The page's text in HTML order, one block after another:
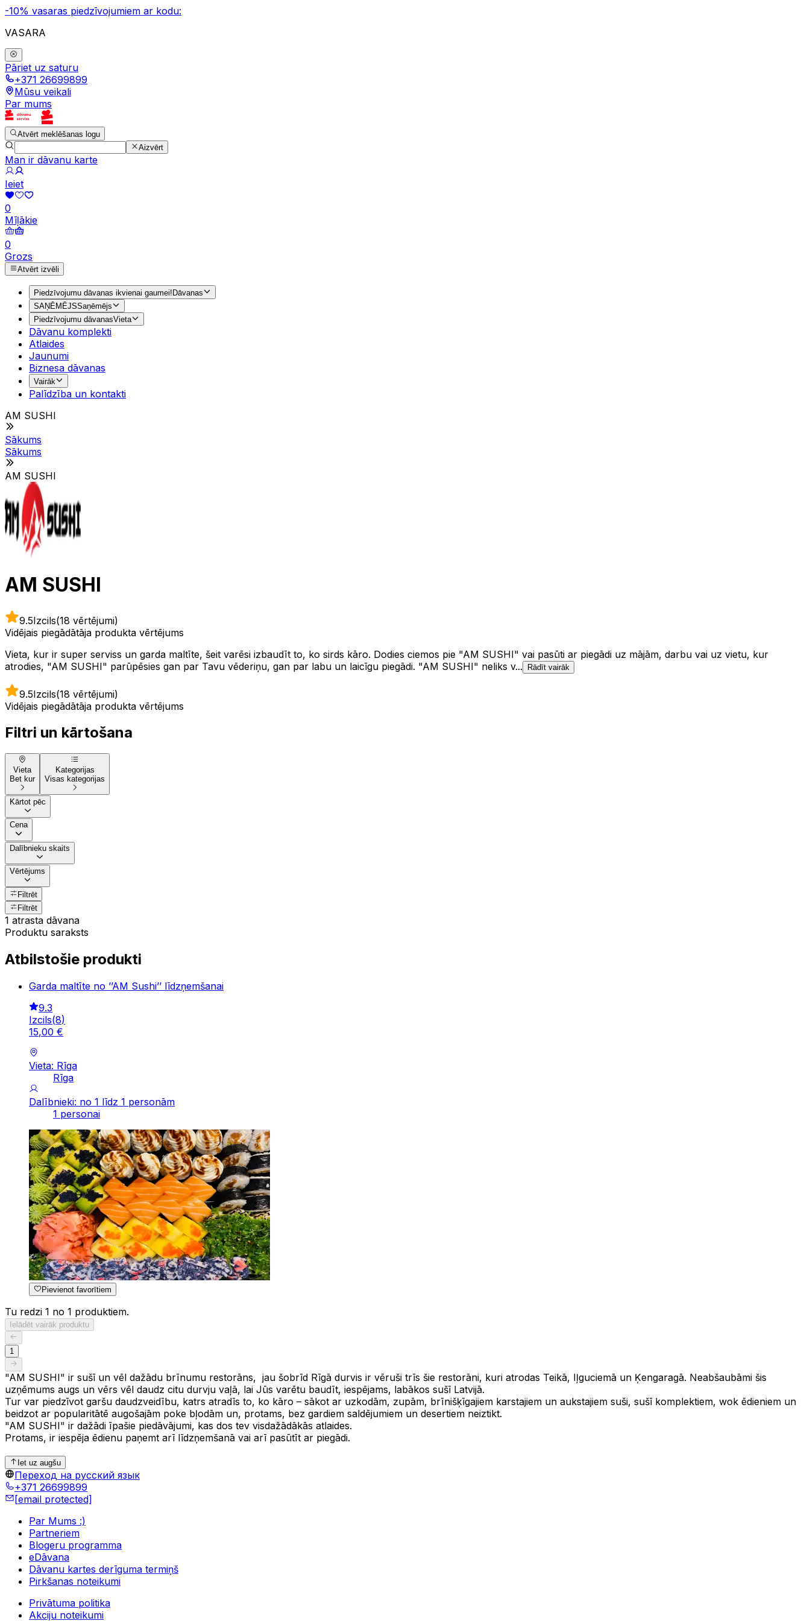
-10% vasaras piedzīvojumiem ar kodu:
VASARA
Pāriet uz saturu
+371 26699899
Mūsu veikali
Par mums
Atvērt meklēšanas logu
Aizvērt
Man ir dāvanu karte
Ieiet
0
Mīļākie
0
Grozs
Atvērt izvēli
Piedzīvojumu dāvanas ikvienai gaumei!Dāvanas
SAŅĒMĒJSSaņēmējs
Piedzīvojumu dāvanasVieta
Dāvanu komplekti
Atlaides
Jaunumi
Biznesa dāvanas
Vairāk
Palīdzība un kontakti
AM SUSHI
Sākums
Sākums
AM SUSHI
AM SUSHI
9.5Izcils(18 vērtējumi)
Vidējais piegādātāja produkta vērtējums
Vieta, kur ir super serviss un garda maltīte, šeit varēsi izbaudīt to, ko sirds kāro. Dodies ciemos pie "AM SUSHI" vai pasūti ar piegādi uz mājām, darbu vai uz vietu, kur
atrodies, "AM SUSHI" parūpēsies gan par Tavu vēderiņu, gan par labu un laicīgu piegādi. "AM SUSHI" neliks v...
Rādīt vairāk
9.5Izcils(18 vērtējumi)
Vidējais piegādātāja produkta vērtējums
Filtri un kārtošana
Vieta
Bet kur
Kategorijas
Visas kategorijas
Kārtot pēc
Cena
Dalībnieku skaits
Vērtējums
Filtrēt
Filtrēt
1 atrasta dāvana
Produktu saraksts
Atbilstošie produkti
Garda maltīte no ’’AM Sushi’’ līdzņemšanai
9.3
Izcils(8)
15,00 €
Vieta: Rīga
Rīga
Dalībnieki: no 1 līdz 1 personām
1 personai
Pievienot favorītiem
Tu redzi 1 no 1 produktiem.
Ielādēt vairāk produktu
1
"AM SUSHI" ir sušī un vēl dažādu brīnumu restorāns, jau šobrīd Rīgā durvis ir vēruši trīs šie restorāni, kuri atrodas Teikā, Iļguciemā un Ķengaragā. Neabšaubāmi šis
uzņēmums augs un vērs vēl daudz citu durvju vaļā, lai Jūs varētu baudīt, iespējams, labākos sušī Latvijā.
Tur var piedzīvot garšu daudzveidību, katrs atradīs to, ko kāro – sākot ar uzkodām, zupām, brīnišķīgajiem karstajiem un aukstajiem suši, sušī komplektiem, wok ēdieniem un
beidzot ar popularitātē augošajām poke bļodām un, protams, bez gardiem saldējumiem un desertiem neiztikt.
"AM SUSHI" ir dažādi īpašie piedāvājumi, kas dos tev visdažādākās atlaides.
Protams, ir iespēja ēdienu paņemt arī līdzņemšanā vai arī pasūtīt ar piegādi.
Iet uz augšu
Переход на русский язык
+371 26699899
[email protected]
Par Mums :)
Partneriem
Blogeru programma
eDāvana
Dāvanu kartes derīguma termiņš
Pirkšanas noteikumi
Privātuma politika
Akciju noteikumi